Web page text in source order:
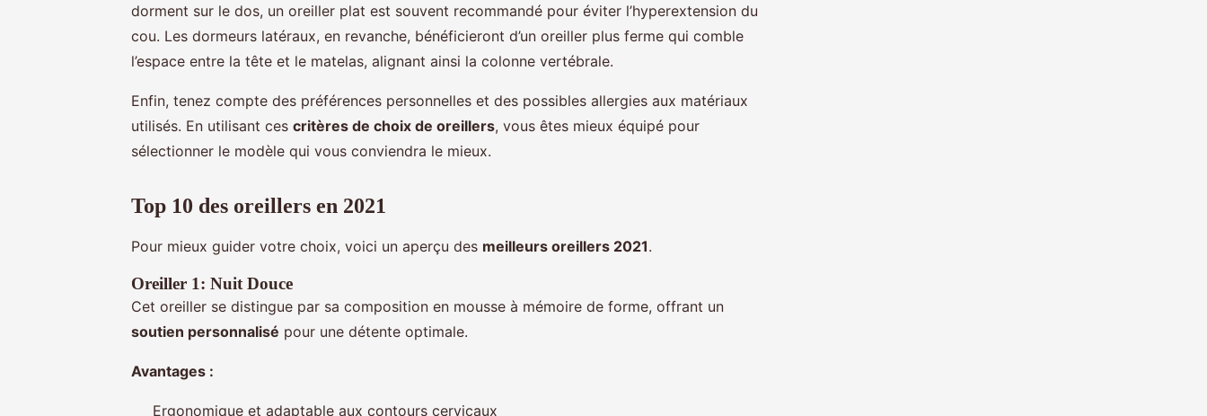
dorment sur le dos, un oreiller plat est souvent recommandé pour éviter l’hyperextension du
cou. Les dormeurs latéraux, en revanche, bénéficieront d’un oreiller plus ferme qui comble
l’espace entre la tête et le matelas, alignant ainsi la colonne vertébrale.
Enfin, tenez compte des préférences personnelles et des possibles allergies aux matériaux
utilisés. En utilisant ces critères de choix de oreillers, vous êtes mieux équipé pour
sélectionner le modèle qui vous conviendra le mieux.
Top 10 des oreillers en 2021
Pour mieux guider votre choix, voici un aperçu des meilleurs oreillers 2021.
Oreiller 1: Nuit Douce
Cet oreiller se distingue par sa composition en mousse à mémoire de forme, offrant un
soutien personnalisé pour une détente optimale.
Avantages :
Ergonomique et adaptable aux contours cervicaux